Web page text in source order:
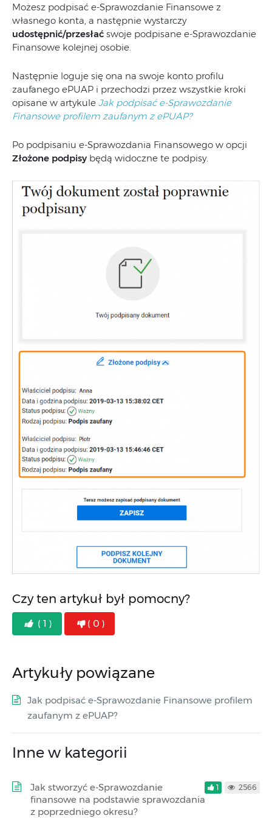
Możesz podpisać e-Sprawozdanie Finansowe z
własnego konta, a następnie wystarczy
udostępnić/przesłać swoje podpisane e-Sprawozdanie
Finansowe kolejnej osobie.
Następnie loguje się ona na swoje konto profilu
zaufanego ePUAP i przechodzi przez wszystkie kroki
opisane w artykule Jak podpisać e-Sprawozdanie
Finansowe profilem zaufanym z ePUAP?
Po podpisaniu e-Sprawozdania Finansowego w opcji
Złożone podpisy będą widoczne te podpisy.
Czy ten artykuł był pomocny?
( 1 ) ( 0 )
Artykuły powiązane
Jak podpisać e-Sprawozdanie Finansowe profilem
zaufanym z ePUAP?
Inne w kategorii
Jak stworzyć e-Sprawozdanie
finansowe na podstawie sprawozdania
z poprzedniego okresu?
1 2566